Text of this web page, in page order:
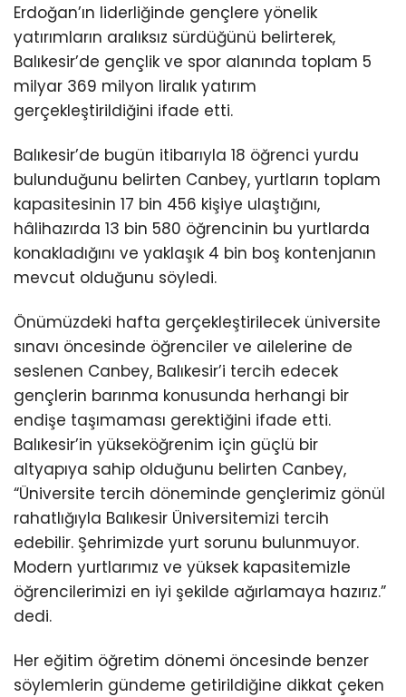
Erdoğan’ın liderliğinde gençlere yönelik
yatırımların aralıksız sürdüğünü belirterek,
Balıkesir’de gençlik ve spor alanında toplam 5
milyar 369 milyon liralık yatırım
gerçekleştirildiğini ifade etti.
Balıkesir’de bugün itibarıyla 18 öğrenci yurdu
bulunduğunu belirten Canbey, yurtların toplam
kapasitesinin 17 bin 456 kişiye ulaştığını,
hâlihazırda 13 bin 580 öğrencinin bu yurtlarda
konakladığını ve yaklaşık 4 bin boş kontenjanın
mevcut olduğunu söyledi.
Önümüzdeki hafta gerçekleştirilecek üniversite
sınavı öncesinde öğrenciler ve ailelerine de
seslenen Canbey, Balıkesir’i tercih edecek
gençlerin barınma konusunda herhangi bir
endişe taşımaması gerektiğini ifade etti.
Balıkesir’in yükseköğrenim için güçlü bir
altyapıya sahip olduğunu belirten Canbey,
“Üniversite tercih döneminde gençlerimiz gönül
rahatlığıyla Balıkesir Üniversitemizi tercih
edebilir. Şehrimizde yurt sorunu bulunmuyor.
Modern yurtlarımız ve yüksek kapasitemizle
öğrencilerimizi en iyi şekilde ağırlamaya hazırız.”
dedi.
Her eğitim öğretim dönemi öncesinde benzer
söylemlerin gündeme getirildiğine dikkat çeken